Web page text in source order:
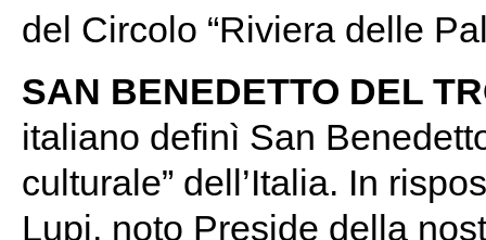
del Circolo “Riviera delle
SAN BENEDETTO DEL
italiano definì San
culturale” dell’Italia. In
Lupi, noto Preside della